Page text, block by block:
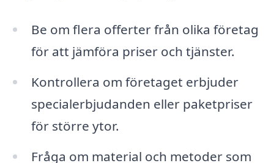
Be om flera offerter från olika företag
för att jämföra priser och tjänster.
Kontrollera om företaget erbjuder
specialerbjudanden eller paketpriser
för större ytor.
Fråga om material och metoder som